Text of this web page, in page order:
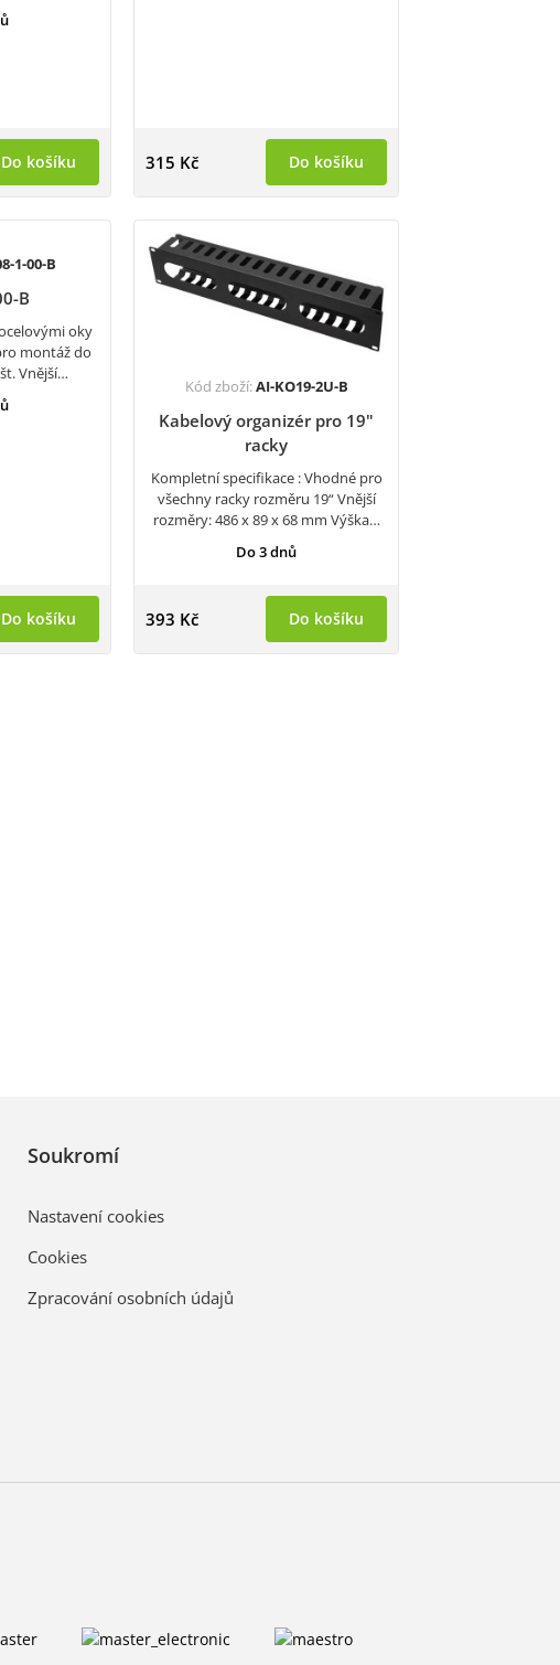
Do košíku 315 Kč Do košíku
1-00-B
B
oky
montáž do
Vnější…
Do košíku
Kód zboží:AI-KO19-2U-B
Kabelový organizér pro 19"
racky
Kompletní specifikace : Vhodné pro
všechny racky rozměru 19“ Vnější
rozměry: 486 x 89 x 68 mm Výška…
Do 3 dnů
393 Kč Do košíku
Soukromí
Nastavení cookies
Cookies
Zpracování osobních údajů